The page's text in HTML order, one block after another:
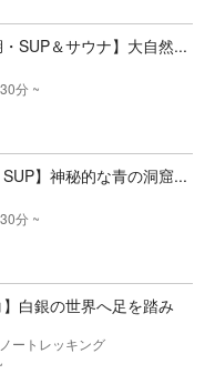
・SUP＆サウナ】大自然...
分 ~
SUP】神秘的な青の洞窟...
分 ~
】白銀の世界へ足を踏み
ートレッキング